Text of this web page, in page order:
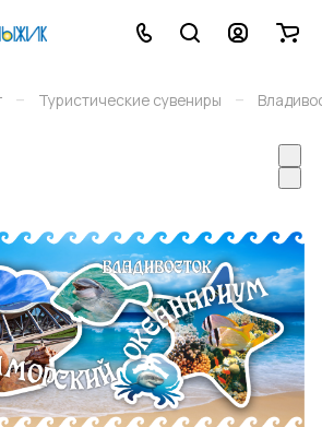
– Туристические сувениры –